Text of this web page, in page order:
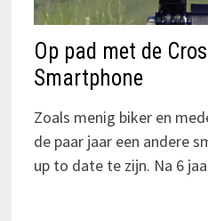
Op pad met de
Smartphone
Zoals menig biker en
de paar jaar een andere
up to date te zijn. Na 6